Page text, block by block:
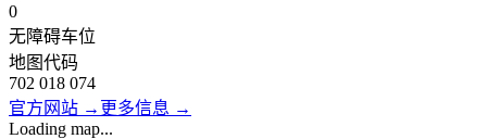
0
无障碍车位
地图代码
702 018 074
官方网站 → 更多信息 →
Loading map...